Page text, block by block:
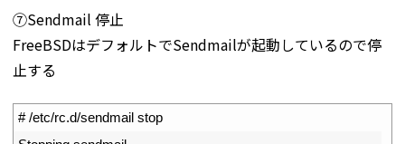
⑦Sendmail 停止
FreeBSDはデフォルトでSendmailが起動しているので停
止する
# /etc/rc.d/sendmail stop